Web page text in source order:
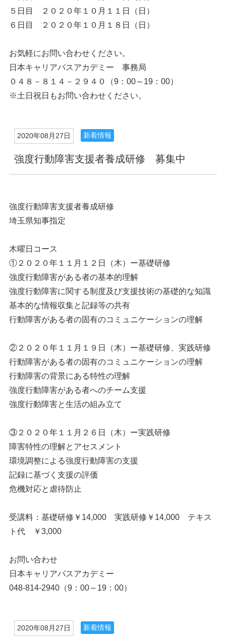
５日目 ２０２０年１０月１１日（日）
６日目 ２０２０年１０月１８日（日）
お気軽にお問い合わせください。
日本キャリアパスアカデミー 事務局
０４８－８１４－２９４０（9：00～19：00）
※土日祝日もお問い合わせください。
2020年08月27日 新着情報
強度行動障害支援者養成研修 募集中
強度行動障害支援者養成研修
埼玉県知事指定
木曜日コース
①２０２０年１１月１２日（木）ー基礎研修
強度行動障害がある者の基本的理解
強度行動障害に関する制度及び支援技術の基礎的な知識
基本的な情報収集と記録等の共有
行動障害がある者の固有のコミュニケーションの理解
②２０２０年１１月１９日（木）ー基礎研修、実践研修
行動障害がある者の固有のコミュニケーションの理解
行動障害の背景にある特性の理解
強度行動障害がある者へのチーム支援
強度行動障害と生活の組み立て
③２０２０年１１月２６日（木）ー実践研修
障害特性の理解とアセスメント
環境調整による強度行動障害の支援
記録に基づく支援の評価
危機対応と虐待防止
受講料：基礎研修￥14,000 実践研修￥14,000 テキス
ト代 ￥3,000
お問い合わせ
日本キャリアパスアカデミー
048-814-2940（9：00～19：00）
2020年08月27日 新着情報